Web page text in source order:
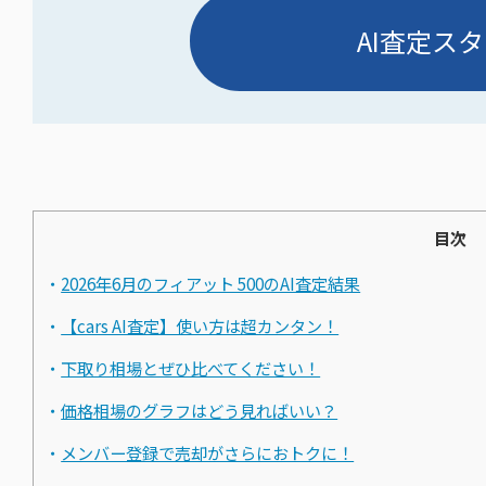
AI査定ス
目次
2026年6月のフィアット 500のAI査定結果
【cars AI査定】使い方は超カンタン！
下取り相場とぜひ比べてください！
価格相場のグラフはどう見ればいい？
メンバー登録で売却がさらにおトクに！